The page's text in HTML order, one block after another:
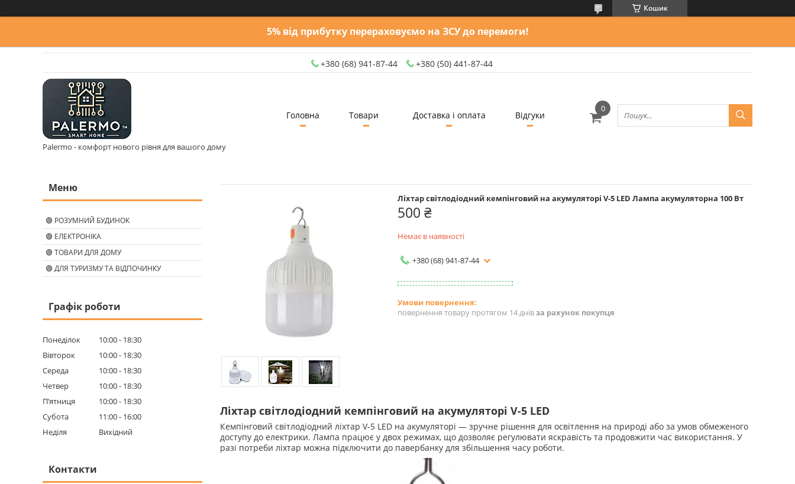
Кошик
5% від прибутку перераховуємо на ЗСУ до перемоги!
+380 (68) 941-87-44 +380 (50) 441-87-44
Palermo - комфорт нового рівня для вашого дому
Головна Товари Доставка і оплата Відгуки
Ліхтар світлодіодний кемпінговий на акумуляторі V-5 LED Лампа акумуляторна 100 Вт
500 ₴
Немає в наявності
+380 (68) 941-87-44
повернення товару протягом 14 днівза рахунок покупця
Ліхтар світлодіодний кемпінговий на акумуляторі V-5 LED
Кемпінговий світлодіодний ліхтар V-5 LED на акумуляторі — зручне рішення для освітлення на природі або за умов обмеженого
доступу до електрики. Лампа працює у двох режимах, що дозволяє регулювати яскравість та продовжити час використання. У
разі потреби ліхтар можна підключити до павербанку для збільшення часу роботи.
🟢 РОЗУМНИЙ БУДИНОК
🟢 ЕЛЕКТРОНІКА
🟢 ТОВАРИ ДЛЯ ДОМУ
🟢 ДЛЯ ТУРИЗМУ ТА ВІДПОЧИНКУ
Графік роботи
Понеділок 10:00
18:30
Вівторок
10:00
18:30
Середа
10:00
18:30
Четвер
10:00
18:30
Пʼятниця
10:00
18:30
Субота
11:00
16:00
Неділя
Вихідний
Контакти